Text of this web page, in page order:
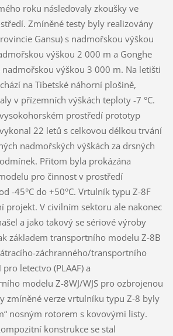
roku následovaly zkoušky ve
Zmíněné testy byly realizovány
Gansu) s nadmořskou výškou
výškou 2 000 m a Gonghe
nadmořskou výškou 3 000 m. Na letišti
na Tibetské náhorní plošině,
v přízemních výškách teploty -7 °C.
prostředí prototyp
22 letů s celkovou délkou trvání
nadmořských výškách za drsných
Přitom byla prokázána
pro činnost v prostředí
-45°C do +50°C. Vrtulník typu Z-8F
projekt. V civilním sektoru ale nakonec
a jako takový se sériové výroby
základem transportního modelu Z-8B
záchranného/transportního
letectvo (PLAAF) a
modelu Z-8WJ/WJS pro ozbrojenou
zmíněné verze vrtulníku typu Z-8 byly
nosným rotorem s kovovými listy.
konstrukce se stal